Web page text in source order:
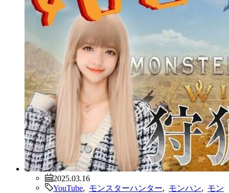
2025.03.16
YouTube
モンスターハンター モンハン
モン